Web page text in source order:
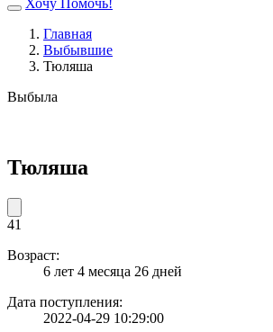
Хочу Помочь!
Главная
Выбывшие
Тюляша
Выбыла
Тюляша
41
Возраст:
6 лет 4 месяца 26 дней
Дата поступления:
2022-04-29 10:29:00